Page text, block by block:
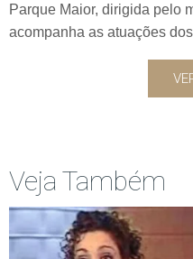
Parque Maior, dirigida pelo
acompanha as atuações
Veja Também